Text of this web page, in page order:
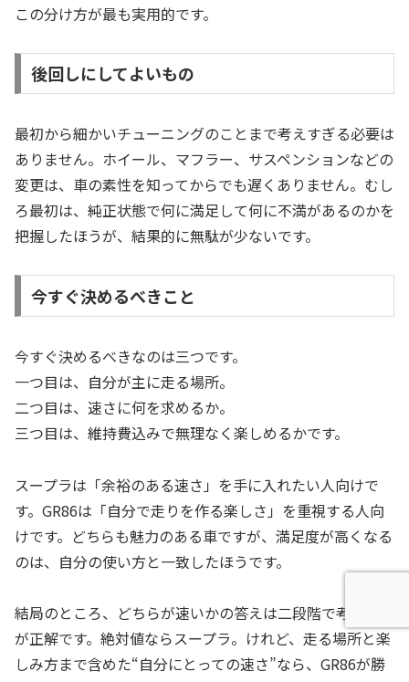
この分け方が最も実用的です。
後回しにしてよいもの
最初から細かいチューニングのことまで考えすぎる必要は
ありません。ホイール、マフラー、サスペンションなどの
変更は、車の素性を知ってからでも遅くありません。むし
ろ最初は、純正状態で何に満足して何に不満があるのかを
把握したほうが、結果的に無駄が少ないです。
今すぐ決めるべきこと
今すぐ決めるべきなのは三つです。
一つ目は、自分が主に走る場所。
二つ目は、速さに何を求めるか。
三つ目は、維持費込みで無理なく楽しめるかです。
スープラは「余裕のある速さ」を手に入れたい人向けで
す。GR86は「自分で走りを作る楽しさ」を重視する人向
けです。どちらも魅力のある車ですが、満足度が高くなる
のは、自分の使い方と一致したほうです。
結局のところ、どちらが速いかの答えは二段階で考えるの
が正解です。絶対値ならスープラ。けれど、走る場所と楽
しみ方まで含めた“自分にとっての速さ”なら、GR86が勝